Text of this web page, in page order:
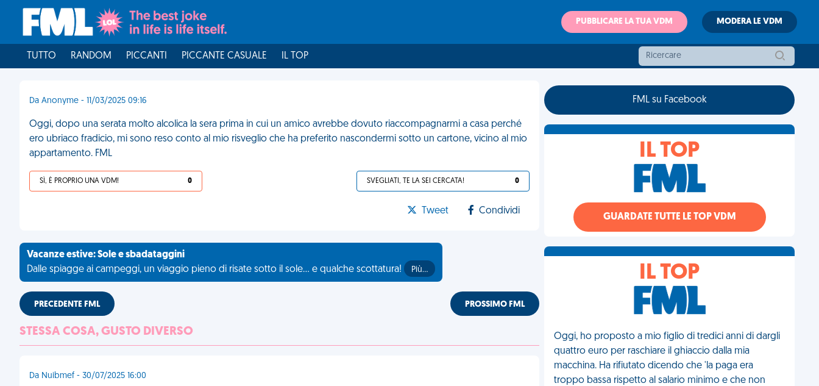
PUBBLICARE LA TUA VDM MODERA LE VDM
TUTTO RANDOM PICCANTI PICCANTE CASUALE IL TOP
Da Anonyme - 11/03/2025 09:16
Oggi, dopo una serata molto alcolica la sera prima in cui un amico avrebbe dovuto riaccompagnarmi a casa perché
ero ubriaco fradicio, mi sono reso conto al mio risveglio che ha preferito nascondermi sotto un cartone, vicino al mio
appartamento. FML
SÌ, È PROPRIO UNA VDM! 0 SVEGLIATI, TE LA SEI CERCATA! 0
Tweet Condividi
Vacanze estive: Sole e sbadataggini
Dalle spiagge ai campeggi, un viaggio pieno di risate sotto il sole... e qualche scottatura!
Più…
PRECEDENTE FML PROSSIMO FML
STESSA COSA, GUSTO DIVERSO
Da Nuibmef - 30/07/2025 16:00
FML su Facebook
IL TOP
GUARDATE TUTTE LE TOP VDM
IL TOP
Oggi, ho proposto a mio figlio di tredici anni di dargli
quattro euro per raschiare il ghiaccio dalla mia
macchina. Ha rifiutato dicendo che 'la paga era
troppo bassa rispetto al salario minimo e che non